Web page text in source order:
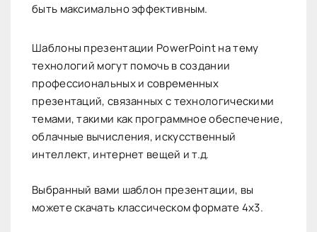
быть максимально эффективным.
Шаблоны презентации PowerPoint на тему
технологий могут помочь в создании
профессиональных и современных
презентаций, связанных с технологическими
темами, такими как программное обеспечение,
облачные вычисления, искусственный
интеллект, интернет вещей и т.д.
Выбранный вами шаблон презентации, вы
можете скачать классическом формате 4х3.